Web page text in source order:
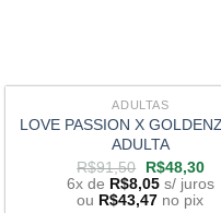
ADULTAS
LOVE PASSION X
ADULTA
R$91,50
O
preço
original
R$48,30O
6x de R$8,05 s/ juros
ou R$43,47 no pix